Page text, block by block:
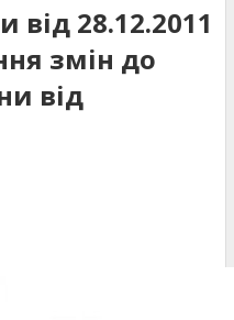
від 28.12.2011
змін до
від